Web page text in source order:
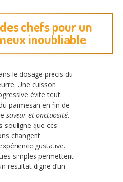
chefs pour un
inoubliable
le dosage précis du
Une cuisson
évite tout
parmesan en fin de
saveur et onctuosité.
souligne que ces
changent
gustative.
simples permettent
résultat digne d’un